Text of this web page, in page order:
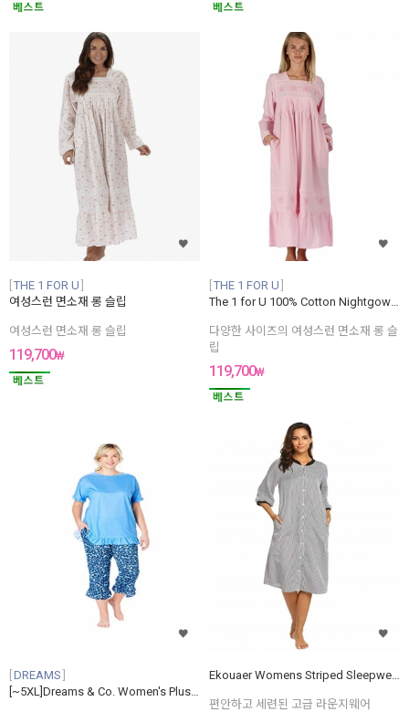
THE 1 FOR U
여성스런 면소재 롱 슬립
여성스런 면소재 롱 슬립
119,700₩
THE 1 FOR U
다양한 사이즈의 여성스런 면소재 롱 슬
립
119,700₩
DREAMS
편안하고 세련된 고급 라운지웨어